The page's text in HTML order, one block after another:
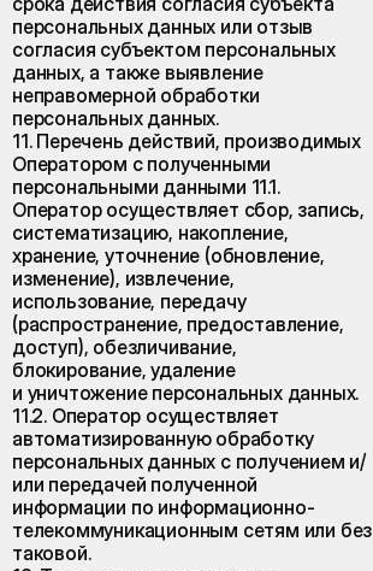
персональных данных или отзыв
согласия субъектом персональных
данных, а также выявление
неправомерной обработки
персональных данных.
11. Перечень действий, производимых
Оператором с полученными
персональными данными 11.1.
Оператор осуществляет сбор, запись,
систематизацию, накопление,
хранение, уточнение (обновление,
изменение), извлечение,
использование, передачу
(распространение, предоставление,
доступ), обезличивание,
блокирование, удаление
и уничтожение персональных данных.
11.2. Оператор осуществляет
автоматизированную обработку
персональных данных с получением и/
или передачей полученной
информации по информационно-
телекоммуникационным сетям или без
таковой.